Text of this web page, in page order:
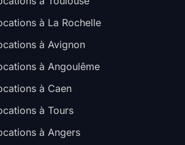
à La Rochelle
à Avignon
à Angoulême
à Caen
à Tours
à Angers